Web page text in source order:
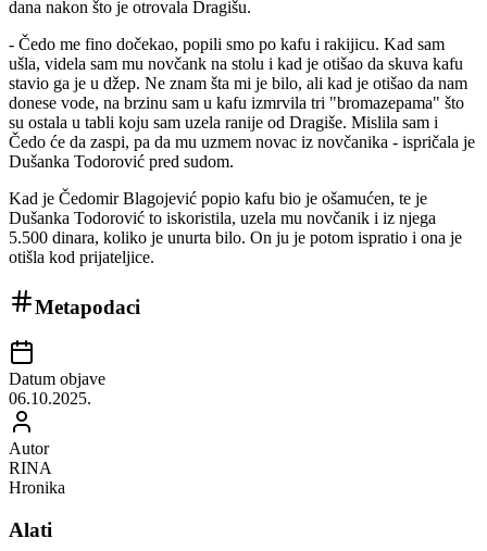
dana nakon što je otrovala Dragišu.
- Čedo me fino dočekao, popili smo po kafu i rakijicu. Kad sam
ušla, videla sam mu novčank na stolu i kad je otišao da skuva kafu
stavio ga je u džep. Ne znam šta mi je bilo, ali kad je otišao da nam
donese vode, na brzinu sam u kafu izmrvila tri "bromazepama" što
su ostala u tabli koju sam uzela ranije od Dragiše. Mislila sam i
Čedo će da zaspi, pa da mu uzmem novac iz novčanika - ispričala je
Dušanka Todorović pred sudom.
Kad je Čedomir Blagojević popio kafu bio je ošamućen, te je
Dušanka Todorović to iskoristila, uzela mu novčanik i iz njega
5.500 dinara, koliko je unurta bilo. On ju je potom ispratio i ona je
otišla kod prijateljice.
Metapodaci
Datum objave
06.10.2025.
Autor
RINA
Hronika
Alati